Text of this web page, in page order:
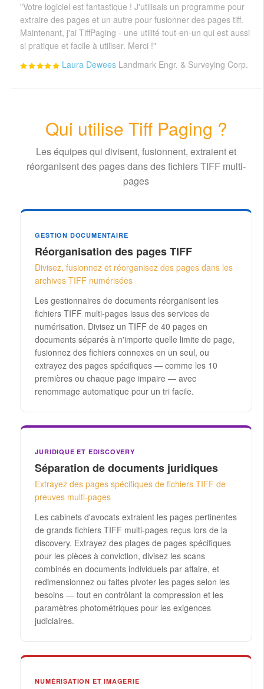
"Votre logiciel est fantastique ! J'utilisais un programme pour
extraire des pages et un autre pour fusionner des pages tiff.
Maintenant, j'ai TiffPaging - une utilité tout-en-un qui est aussi
si pratique et facile à utiliser. Merci !"
Laura Dewees Landmark Engr. & Surveying Corp.
Qui utilise Tiff Paging ?
Les équipes qui divisent, fusionnent, extraient et
réorganisent des pages dans des fichiers TIFF multi-
pages
GESTION DOCUMENTAIRE
Réorganisation des pages TIFF
Divisez, fusionnez et réorganisez des pages dans les
archives TIFF numérisées
Les gestionnaires de documents réorganisent les
fichiers TIFF multi-pages issus des services de
numérisation. Divisez un TIFF de 40 pages en
documents séparés à n'importe quelle limite de page,
fusionnez des fichiers connexes en un seul, ou
extrayez des pages spécifiques — comme les 10
premières ou chaque page impaire — avec
renommage automatique pour un tri facile.
JURIDIQUE ET EDISCOVERY
Séparation de documents juridiques
Extrayez des pages spécifiques de fichiers TIFF de
preuves multi-pages
Les cabinets d'avocats extraient les pages pertinentes
de grands fichiers TIFF multi-pages reçus lors de la
discovery. Extrayez des plages de pages spécifiques
pour les pièces à conviction, divisez les scans
combinés en documents individuels par affaire, et
redimensionnez ou faites pivoter les pages selon les
besoins — tout en contrôlant la compression et les
paramètres photométriques pour les exigences
judiciaires.
NUMÉRISATION ET IMAGERIE